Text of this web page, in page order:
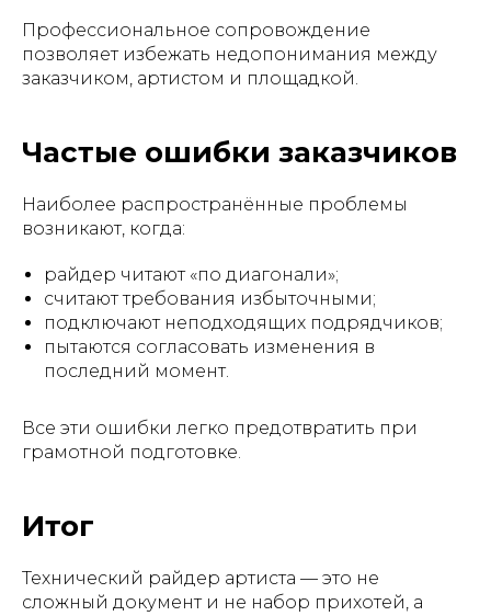
Профессиональное сопровождение
позволяет избежать недопонимания между
заказчиком, артистом и площадкой.
Частые ошибки заказчиков
Наиболее распространённые проблемы
возникают, когда:
райдер читают «по диагонали»;
считают требования избыточными;
подключают неподходящих подрядчиков;
пытаются согласовать изменения в
последний момент.
Все эти ошибки легко предотвратить при
грамотной подготовке.
Итог
Технический райдер артиста — это не
сложный документ и не набор прихотей, а